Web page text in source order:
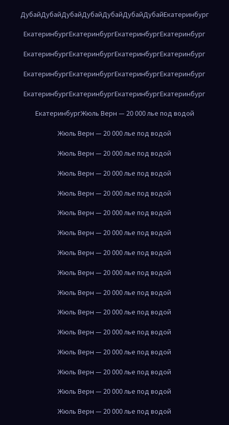
ДубайДубайДубайДубайДубайДубайДубайЕкатеринбург
ЕкатеринбургЕкатеринбургЕкатеринбургЕкатеринбург
ЕкатеринбургЕкатеринбургЕкатеринбургЕкатеринбург
ЕкатеринбургЕкатеринбургЕкатеринбургЕкатеринбург
ЕкатеринбургЕкатеринбургЕкатеринбургЕкатеринбург
ЕкатеринбургЖюль Верн — 20 000 лье под водой
Жюль Верн — 20 000 лье под водой
Жюль Верн — 20 000 лье под водой
Жюль Верн — 20 000 лье под водой
Жюль Верн — 20 000 лье под водой
Жюль Верн — 20 000 лье под водой
Жюль Верн — 20 000 лье под водой
Жюль Верн — 20 000 лье под водой
Жюль Верн — 20 000 лье под водой
Жюль Верн — 20 000 лье под водой
Жюль Верн — 20 000 лье под водой
Жюль Верн — 20 000 лье под водой
Жюль Верн — 20 000 лье под водой
Жюль Верн — 20 000 лье под водой
Жюль Верн — 20 000 лье под водой
Жюль Верн — 20 000 лье под водой